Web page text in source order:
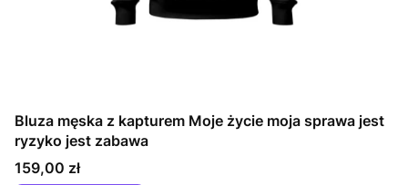
Bluza męska z kapturem Moje życie moja sprawa jest
ryzyko jest zabawa
Cena
159,00 zł